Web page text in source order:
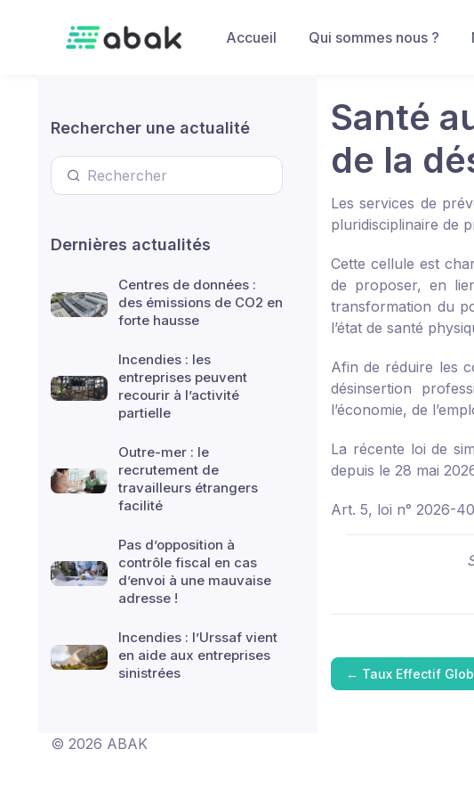
Accueil Qui sommes nous ?
Rechercher une actualité
Dernières actualités
Centres de données :
des émissions de CO2 en
forte hausse
Incendies : les
entreprises peuvent
recourir à l’activité
partielle
Outre-mer : le
recrutement de
travailleurs étrangers
facilité
Pas d’opposition à
contrôle fiscal en cas
d’envoi à une mauvaise
adresse !
Incendies : l’Urssaf vient
en aide aux entreprises
sinistrées
Santé
de la
Les services de
pluridisciplinaire de
Cette cellule est
de proposer, en
transformation du
l’état de santé
Afin de réduire les
désinsertion
l’économie, de
La récente loi de
depuis le 28 mai
Art. 5, loi n° 2026-
← Taux Effectif
© 2026 ABAK